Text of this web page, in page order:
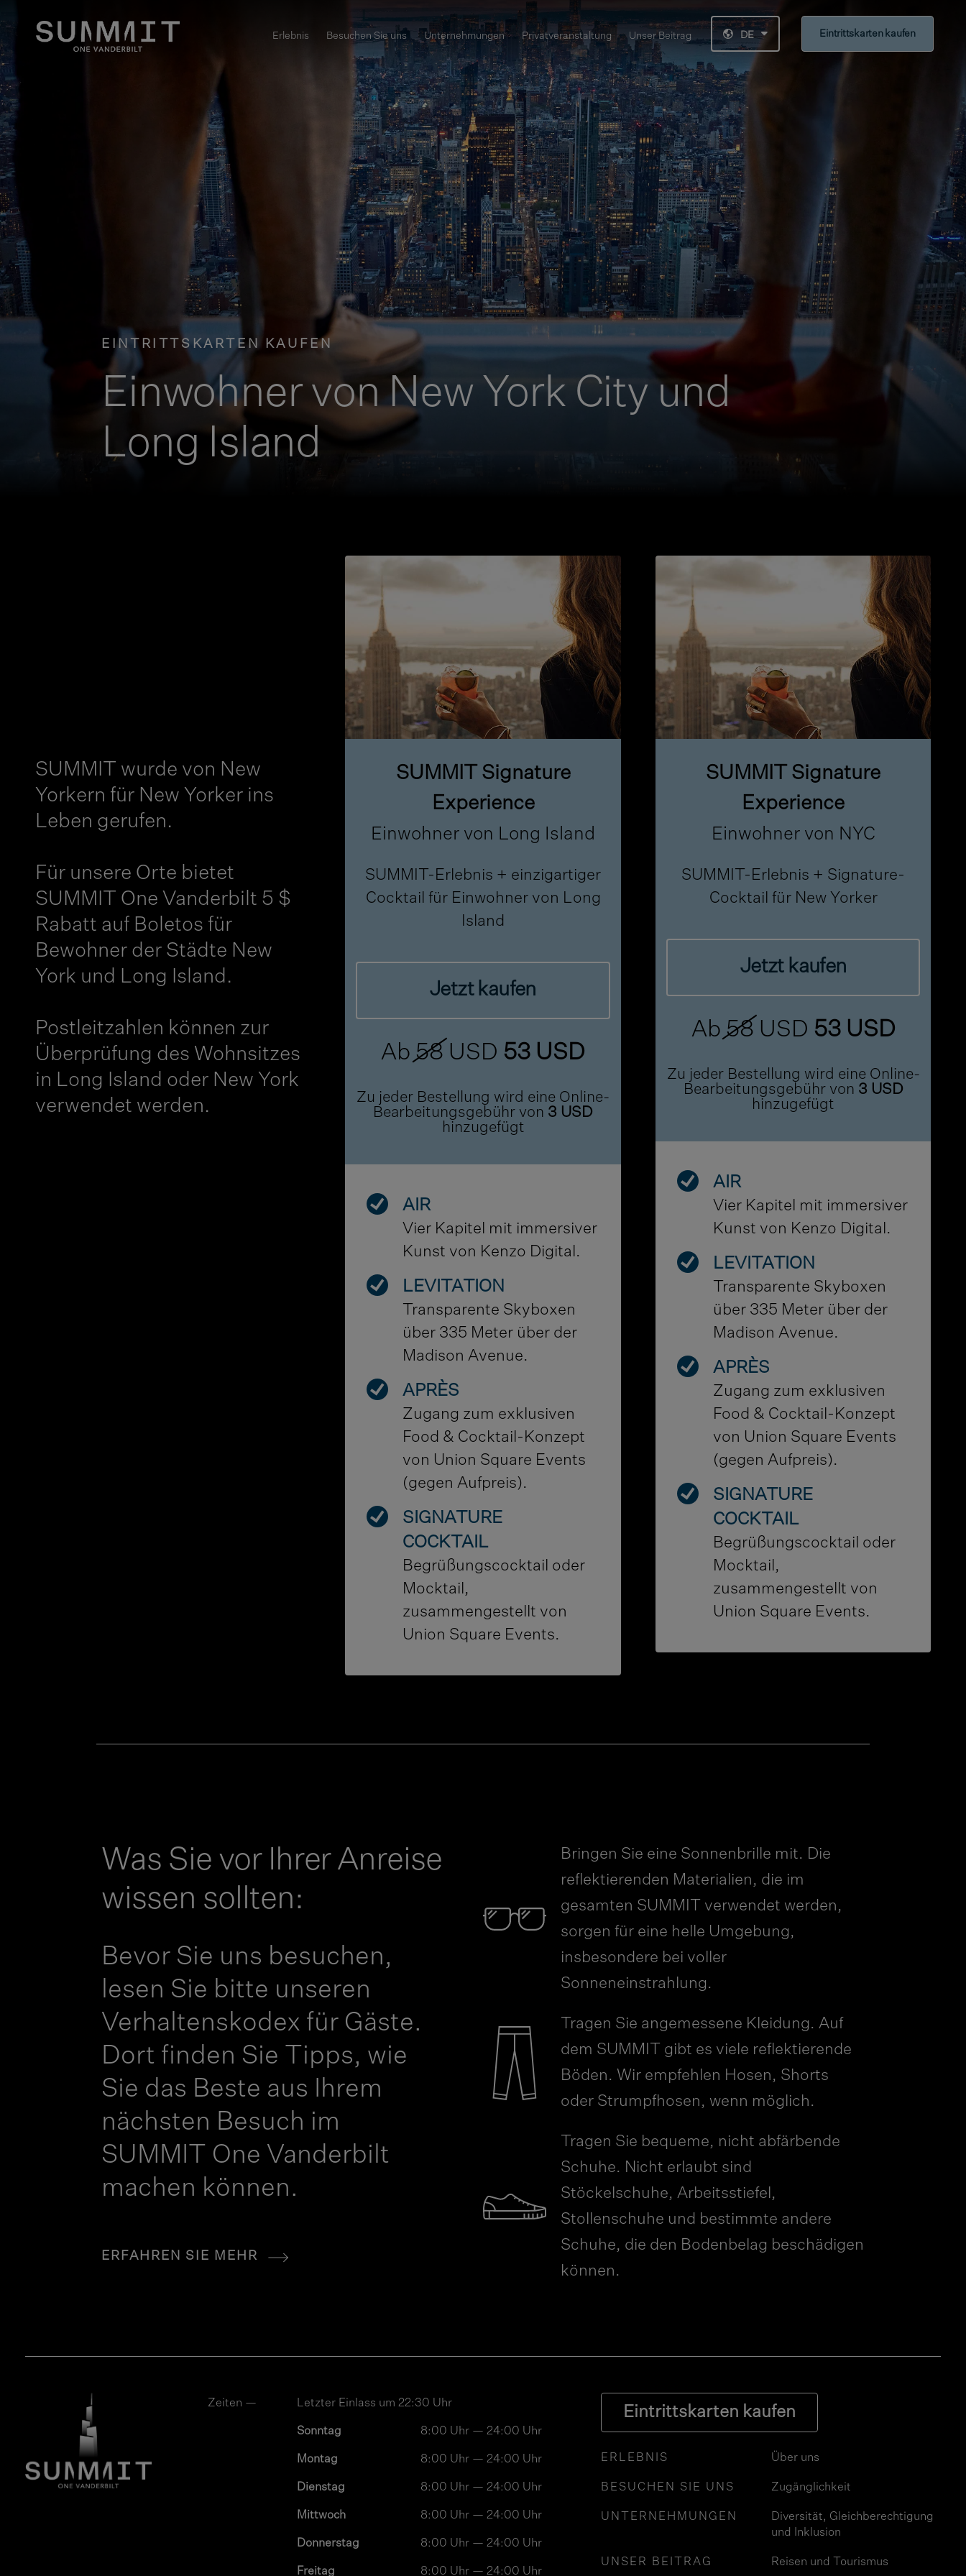
Erlebnis Besuchen Sie uns Unternehmungen Privatveranstaltung Unser Beitrag DE Eintrittskarten kaufen
EINTRITTSKARTEN KAUFEN
Einwohner von New York City und
Long Island
SUMMIT wurde von New
Yorkern für New Yorker ins
Leben gerufen.
Für unsere Orte bietet
SUMMIT One Vanderbilt 5 $
Rabatt auf Boletos für
Bewohner der Städte New
York und Long Island.
Postleitzahlen können zur
Überprüfung des Wohnsitzes
in Long Island oder New York
verwendet werden.
SUMMIT Signature
Experience
Einwohner von Long Island
SUMMIT-Erlebnis + einzigartiger
Cocktail für Einwohner von Long
Island
Jetzt kaufen
Ab 58 USD 53 USD
Zu jeder Bestellung wird eine Online-
Bearbeitungsgebühr von 3 USD
hinzugefügt
AIR
Vier Kapitel mit immersiver
Kunst von Kenzo Digital.
LEVITATION
Transparente Skyboxen
über 335 Meter über der
Madison Avenue.
APRÈS
Zugang zum exklusiven
Food & Cocktail-Konzept
von Union Square Events
(gegen Aufpreis).
SIGNATURE
COCKTAIL
Begrüßungscocktail oder
Mocktail,
zusammengestellt von
Union Square Events.
SUMMIT Signature
Experience
Einwohner von NYC
SUMMIT-Erlebnis + Signature-
Cocktail für New Yorker
Jetzt kaufen
Ab58 USD 53 USD
Zu jeder Bestellung wird eine Online-
Bearbeitungsgebühr von 3 USD
hinzugefügt
AIR
Vier Kapitel mit immersiver
Kunst von Kenzo Digital.
LEVITATION
Transparente Skyboxen
über 335 Meter über der
Madison Avenue.
APRÈS
Zugang zum exklusiven
Food & Cocktail-Konzept
von Union Square Events
(gegen Aufpreis).
SIGNATURE
COCKTAIL
Begrüßungscocktail oder
Mocktail,
zusammengestellt von
Union Square Events.
Was Sie vor Ihrer Anreise
wissen sollten:
Bevor Sie uns besuchen,
lesen Sie bitte unseren
Verhaltenskodex für Gäste.
Dort finden Sie Tipps, wie
Sie das Beste aus Ihrem
nächsten Besuch im
SUMMIT One Vanderbilt
machen können.
ERFAHREN SIE MEHR
Bringen Sie eine Sonnenbrille mit. Die
reflektierenden Materialien, die im
gesamten SUMMIT verwendet werden,
sorgen für eine helle Umgebung,
insbesondere bei voller
Sonneneinstrahlung.
Tragen Sie angemessene Kleidung. Auf
dem SUMMIT gibt es viele reflektierende
Böden. Wir empfehlen Hosen, Shorts
oder Strumpfhosen, wenn möglich.
Tragen Sie bequeme, nicht abfärbende
Schuhe. Nicht erlaubt sind
Stöckelschuhe, Arbeitsstiefel,
Stollenschuhe und bestimmte andere
Schuhe, die den Bodenbelag beschädigen
können.
Zeiten — Letzter Einlass um 22:30 Uhr
Sonntag 8:00 Uhr — 24:00 Uhr
Montag 8:00 Uhr — 24:00 Uhr
Dienstag 8:00 Uhr — 24:00 Uhr
Mittwoch 8:00 Uhr — 24:00 Uhr
Donnerstag 8:00 Uhr — 24:00 Uhr
Freitag 8:00 Uhr — 24:00 Uhr
Eintrittskarten kaufen
ERLEBNIS
BESUCHEN SIE UNS
UNTERNEHMUNGEN
UNSER BEITRAG
Über uns
Zugänglichkeit
Diversität, Gleichberechtigung
und Inklusion
Reisen und Tourismus